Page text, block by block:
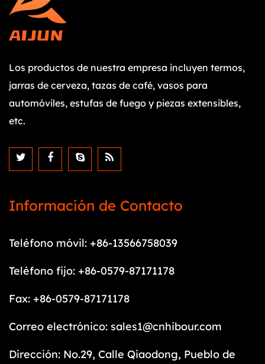
Los productos de nuestra empresa incluyen termos,
jarras de cerveza, tazas de café, vasos para
automóviles, estufas de fuego y piezas extensibles,
etc.
Información de Contacto
Teléfono móvil: +86-13566758039
Teléfono fijo: +86-0579-87171178
Fax: +86-0579-87171178
Correo electrónico: sales1@cnhibour.com
Dirección: No.29, Calle Qiaodong, Pueblo de